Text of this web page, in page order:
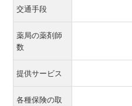
交通手段
薬局の薬剤師
数
提供サービス
各種保険の取